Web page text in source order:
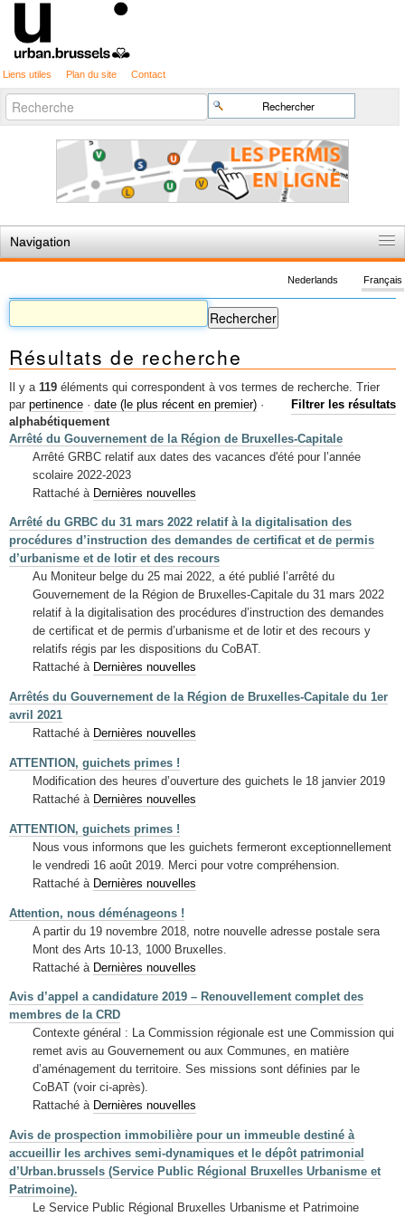
Liens utiles Plan du site Contact
Chercher par
Recherche
avancée…
Navigation
Règles du jeu
Permis d'urbanisme
Cartographie
Etudes et publications
Mots-clés
Renseignements urbanistiques
Français
Nederlands
Résultats de recherche
Il y a 119 éléments qui correspondent à vos termes de recherche.
Filtrer les résultats
Trier
par pertinence · date (le plus récent en premier) ·
alphabétiquement
Arrêté du Gouvernement de la Région de Bruxelles-Capitale
Arrêté GRBC relatif aux dates des vacances d'été pour l’année
scolaire 2022-2023
Rattaché à Dernières nouvelles
Arrêté du GRBC du 31 mars 2022 relatif à la digitalisation des
procédures d’instruction des demandes de certificat et de permis
d’urbanisme et de lotir et des recours
Au Moniteur belge du 25 mai 2022, a été publié l’arrêté du
Gouvernement de la Région de Bruxelles-Capitale du 31 mars 2022
relatif à la digitalisation des procédures d’instruction des demandes
de certificat et de permis d’urbanisme et de lotir et des recours y
relatifs régis par les dispositions du CoBAT.
Rattaché à Dernières nouvelles
Arrêtés du Gouvernement de la Région de Bruxelles-Capitale du 1er
avril 2021
Rattaché à Dernières nouvelles
ATTENTION, guichets primes !
Modification des heures d’ouverture des guichets le 18 janvier 2019
Rattaché à Dernières nouvelles
ATTENTION, guichets primes !
Nous vous informons que les guichets fermeront exceptionnellement
le vendredi 16 août 2019. Merci pour votre compréhension.
Rattaché à Dernières nouvelles
Attention, nous déménageons !
A partir du 19 novembre 2018, notre nouvelle adresse postale sera
Mont des Arts 10-13, 1000 Bruxelles.
Rattaché à Dernières nouvelles
Avis d’appel a candidature 2019 – Renouvellement complet des
membres de la CRD
Contexte général : La Commission régionale est une Commission qui
remet avis au Gouvernement ou aux Communes, en matière
d’aménagement du territoire. Ses missions sont définies par le
CoBAT (voir ci-après).
Rattaché à Dernières nouvelles
Avis de prospection immobilière pour un immeuble destiné à
accueillir les archives semi-dynamiques et le dépôt patrimonial
d’Urban.brussels (Service Public Régional Bruxelles Urbanisme et
Patrimoine).
Le Service Public Régional Bruxelles Urbanisme et Patrimoine